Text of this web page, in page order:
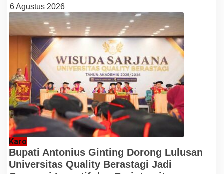
6 Agustus 2026
Karo
Bupati Antonius Ginting Dorong Lulusan
Universitas Quality Berastagi Jadi